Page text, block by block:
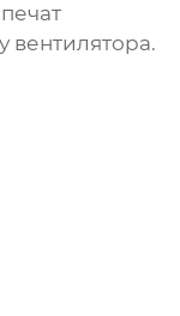
вентилятора.